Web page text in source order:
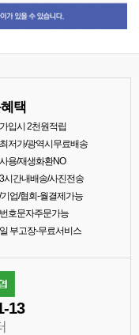
택
입시 2천원적립
저가/광역시무료배송
용/재생화환NO
시간내배송/사진전송
업/협회-월결제가능
호문자주문가능
부고장-무료서비스
13